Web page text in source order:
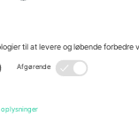
Roma Norte,
rettigheder